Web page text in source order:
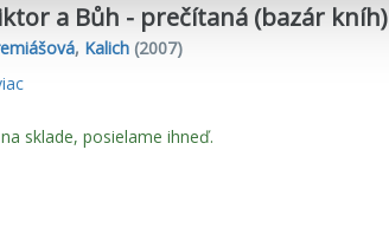
a Bůh - prečítaná (bazár kníh)
, Kalich(2007)
sklade, posielame ihneď.